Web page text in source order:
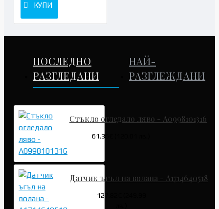
КУПИ
ПОСЛЕДНО
РАЗГЛЕДАНИ
НАЙ-
РАЗГЛЕЖДАНИ
Стъкло огледало ляво - A0998101316
61.36€ (120.01 лв.)
Датчик ъгъл на волана - A1714640518
127.82€ (249.99